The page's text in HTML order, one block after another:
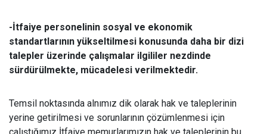
-İtfaiye personelinin sosyal ve ekonomik
standartlarının yükseltilmesi konusunda daha bir dizi
talepler üzerinde çalışmalar ilgililer nezdinde
sürdürülmekte, mücadelesi verilmektedir.
Temsil noktasında alnımız dik olarak hak ve taleplerinin
yerine getirilmesi ve sorunlarının çözümlenmesi için